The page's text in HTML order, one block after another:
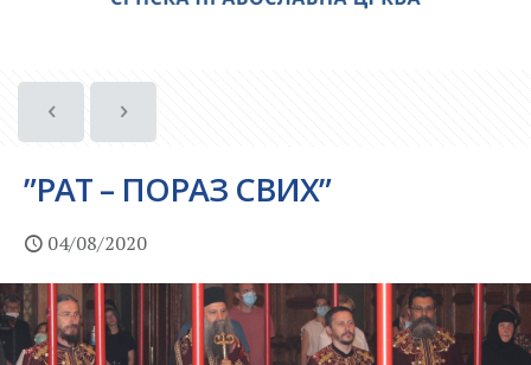
”РАТ – ПОРАЗ СВИХ”
04/08/2020